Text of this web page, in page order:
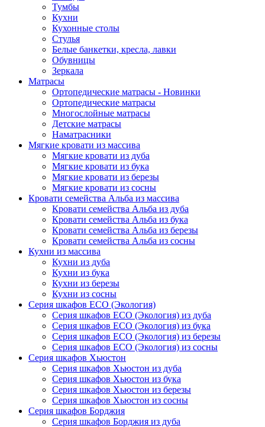
Тумбы
Кухни
Кухонные столы
Стулья
Белые банкетки, кресла, лавки
Обувницы
Зеркала
Матрасы
Ортопедические матрасы - Новинки
Ортопедические матрасы
Многослойные матрасы
Детские матрасы
Наматрасники
Мягкие кровати из массива
Мягкие кровати из дуба
Мягкие кровати из бука
Мягкие кровати из березы
Мягкие кровати из сосны
Кровати семейства Альба из массива
Кровати семейства Альба из дуба
Кровати семейства Альба из бука
Кровати семейства Альба из березы
Кровати семейства Альба из сосны
Кухни из массива
Кухни из дуба
Кухни из бука
Кухни из березы
Кухни из сосны
Серия шкафов ECO (Экология)
Серия шкафов ECO (Экология) из дуба
Серия шкафов ECO (Экология) из бука
Серия шкафов ECO (Экология) из березы
Серия шкафов ECO (Экология) из сосны
Серия шкафов Хьюстон
Серия шкафов Хьюстон из дуба
Серия шкафов Хьюстон из бука
Серия шкафов Хьюстон из березы
Серия шкафов Хьюстон из сосны
Серия шкафов Борджия
Серия шкафов Борджия из дуба